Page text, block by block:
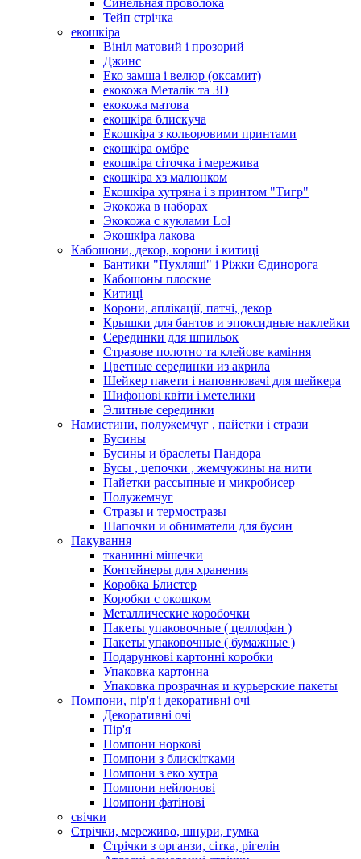
Синельная проволока
Тейп стрічка
екошкіра
Вініл матовий і прозорий
Джинс
Еко замша і велюр (оксамит)
екокожа Металік та 3D
екокожа матова
екошкіра блискуча
Екошкіра з кольоровими принтами
екошкіра омбре
екошкіра сіточка і мережива
екошкіра хз малюнком
Екошкіра хутряна і з принтом "Тигр"
Экокожа в наборах
Экокожа с куклами Lol
Экошкiра лакова
Кабошони, декор, корони і китиці
Бантики "Пухляші" і Ріжки Єдинорога
Кабошоны плоские
Китиці
Корони, аплікації, патчі, декор
Крышки для бантов и эпоксидные наклейки
Серединки для шпильок
Стразове полотно та клейове каміння
Цветные серединки из акрила
Шейкер пакети і наповнювачі для шейкера
Шифонові квіти і метелики
Элитные серединки
Намистини, полужемчуг , пайетки і стрази
Бусины
Бусины и браслеты Пандора
Бусы , цепочки , жемчужины на нити
Пайетки рассыпные и микробисер
Полужемчуг
Стразы и термостразы
Шапочки и обниматели для бусин
Пакування
тканинні мішечки
Контейнеры для хранения
Коробка Блистер
Коробки с окошком
Металлические коробочки
Пакеты упаковочные ( целлофан )
Пакеты упаковочные ( бумажные )
Подарункові картонні коробки
Упаковка картонна
Упаковка прозрачная и курьерские пакеты
Помпони, пір'я і декоративні очі
Декоративні очі
Пір'я
Помпони норкові
Помпони з блискітками
Помпони з еко хутра
Помпони нейлонові
Помпони фатінові
свічки
Стрічки, мереживо, шнури, гумка
Стрічки з органзи, сітка, рігелін